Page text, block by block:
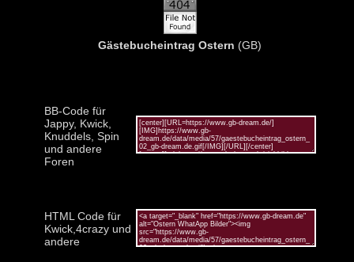
Gästebucheintrag Ostern (GB)
BB-Code für
Jappy, Kwick,
Knuddels, Spin
und andere
Foren
HTML Code für
Kwick,4crazy und
andere